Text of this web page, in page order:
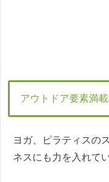
アウトドア要素満
ヨガ、ピラティスの
ネスにも力を入れて